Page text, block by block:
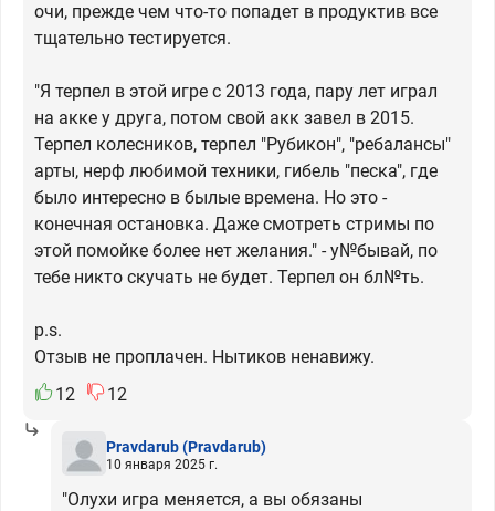
очи, прежде чем что-то попадет в продуктив все
тщательно тестируется.
"Я терпел в этой игре с 2013 года, пару лет играл
на акке у друга, потом свой акк завел в 2015.
Терпел колесников, терпел "Рубикон", "ребалансы"
арты, нерф любимой техники, гибель "песка", где
было интересно в былые времена. Но это -
конечная остановка. Даже смотреть стримы по
этой помойке более нет желания." - у№бывай, по
тебе никто скучать не будет. Терпел он бл№ть.
p.s.
Отзыв не проплачен. Нытиков ненавижу.
12
12
Pravdarub(Pravdarub)
10 января 2025 г.
"Олухи игра меняется, а вы обязаны